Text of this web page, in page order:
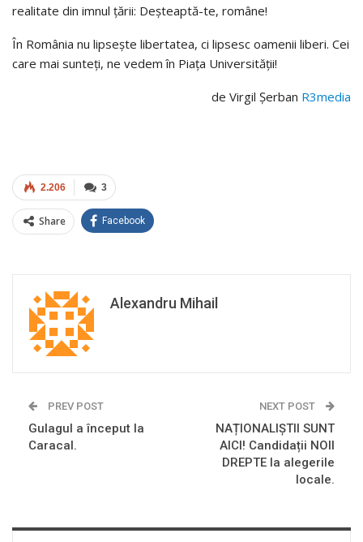
realitate din imnul țării: Deșteaptă-te, române!
În România nu lipsește libertatea, ci lipsesc oamenii liberi. Cei
care mai sunteți, ne vedem în Piața Universității!
de Virgil Șerban R3media
3
2.206
Share Facebook
Alexandru Mihail
PREV POST
Gulagul a început la
Caracal.
NEXT POST
NAȚIONALIȘTII SUNT
AICI! Candidații NOII
DREPTE la alegerile
locale.